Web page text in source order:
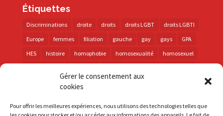
Gérer le consentement aux
cookies
Pour offrir les meilleures expériences, nous utilisons des technologies telles que
Étiquettes
Discriminations droite droits droits LGBT
droits LGBTI
Europe
femmes filiation gauche gay gays
GPA
HES
histoire homophobie homosexualité
homosexuel
lutte contre les discriminations
PMA police prévention